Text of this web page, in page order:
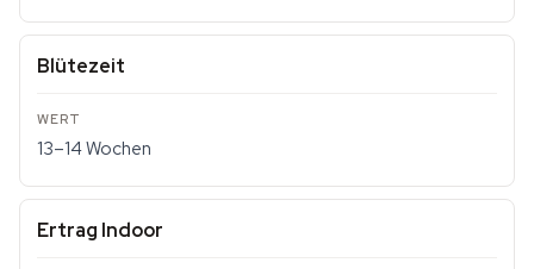
Blütezeit
13–14 Wochen
Ertrag Indoor